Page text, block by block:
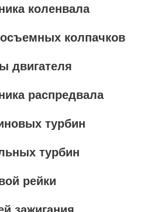
коленвала
колпачков
двигателя
распредвала
турбин
турбин
рейки